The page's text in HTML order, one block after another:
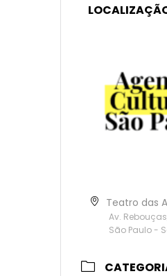
Teatro das
Av.
São Paulo -